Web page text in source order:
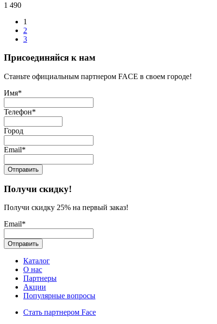
1 490
1
2
3
Присоединяйся к нам
Станьте официальным партнером FACE в своем городе!
Имя*
Телефон*
Город
Email*
Получи скидку!
Получи скидку 25% на первый заказ!
Email*
Каталог
О нас
Партнеры
Акции
Популярные вопросы
Стать партнером Face